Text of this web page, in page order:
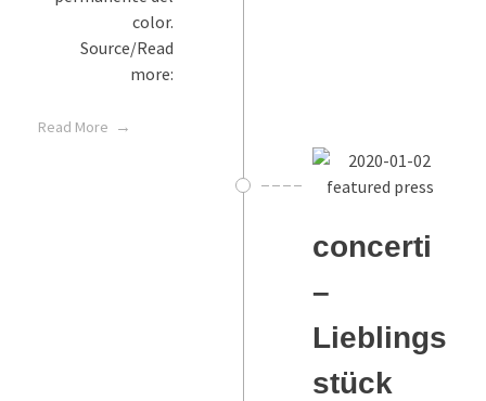
color.
Source/Read
more:
Read More
concerti
–
Lieblings
stück